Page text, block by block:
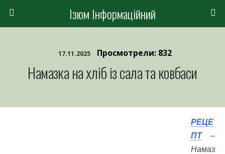
Ізюм Інформаційний
17.11.2025 Просмотрели: 832
Намазка на хліб із сала та ковбаси
РЕЦЕ
ПТ–
Намаз